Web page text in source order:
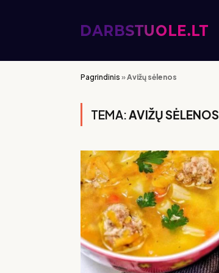
Pagrindinis »Avižų sėlenos
TEMA:AVIŽŲ SĖLENOS